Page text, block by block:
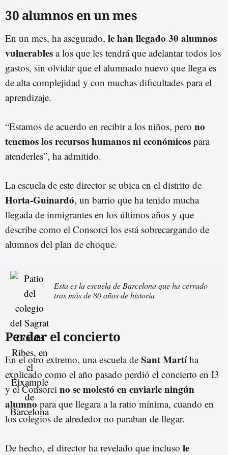
30 alumnos en un mes
En un mes, ha asegurado, le han llegado 30 alumnos
vulnerables a los que les tendrá que adelantar todos los
gastos, sin olvidar que el alumnado nuevo que llega es
de alta complejidad y con muchas dificultades para el
aprendizaje.
“Estamos de acuerdo en recibir a los niños, pero no
tenemos los recursos humanos ni económicos para
atenderles”, ha admitido.
La escuela de este director se ubica en el distrito de
Horta-Guinardó, un barrio que ha tenido mucha
llegada de inmigrantes en los últimos años y que
describe como el Consorci los está sobrecargando de
alumnos del plan de choque.
Esta es la escuela de Barcelona que ha cerrado
tras más de 80 años de historia
Perder el concierto
En el otro extremo, una escuela de Sant Martíha
explicado como el año pasado perdió el concierto en I3
y el Consorci no se molestó en enviarle ningún
alumno para que llegara a la ratio mínima, cuando en
los colegios de alrededor no paraban de llegar.
De hecho, el director ha revelado que incluso le